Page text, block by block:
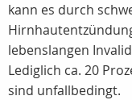
kann es durch
lebenslangen
Lediglich ca. 20
sind unfallbedingt.